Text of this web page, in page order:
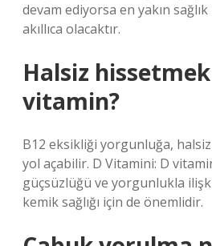
devam ediyorsa en yakın
akıllıca olacaktır.
Halsiz
vitamin?
B12 eksikliği yorgunluğa,
yol açabilir. D Vitamini: D
güçsüzlüğü ve yorgunlukla
kemik sağlığı için de önemlidir.